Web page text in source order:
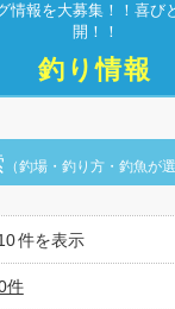
情報を大募集！！喜び
開！！
釣り情報
（釣場・釣り方・釣魚が
件を表示
件